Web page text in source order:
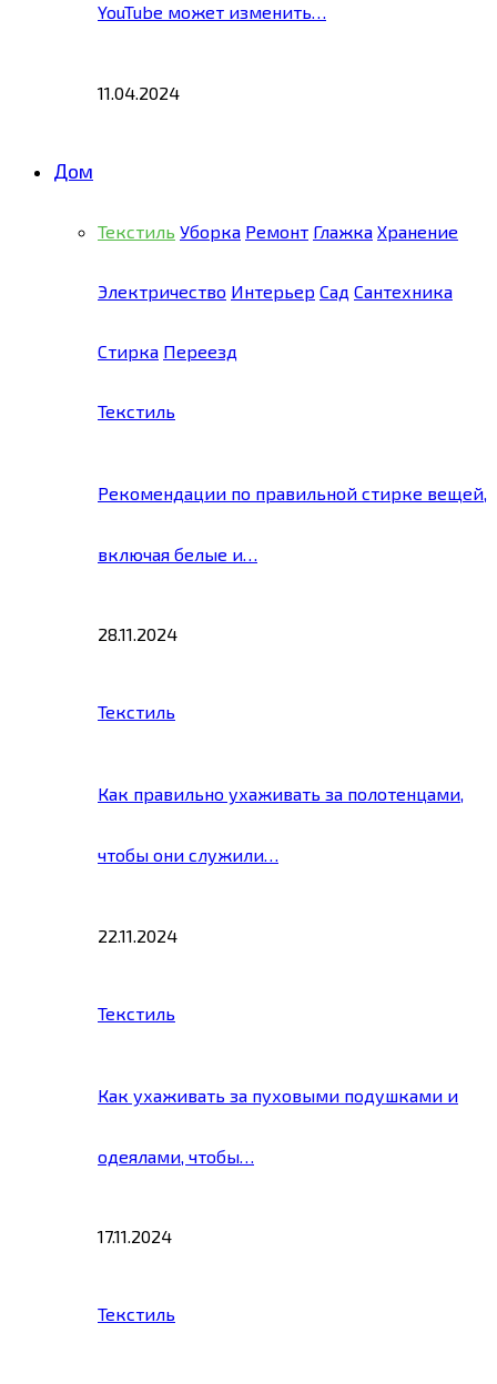
YouTube может изменить…
11.04.2024
Дом
Текстиль Уборка Ремонт Глажка Хранение
Электричество Интерьер Сад Сантехника
Стирка Переезд
Текстиль
Рекомендации по правильной стирке вещей,
включая белые и…
28.11.2024
Текстиль
Как правильно ухаживать за полотенцами,
чтобы они служили…
22.11.2024
Текстиль
Как ухаживать за пуховыми подушками и
одеялами, чтобы…
17.11.2024
Текстиль